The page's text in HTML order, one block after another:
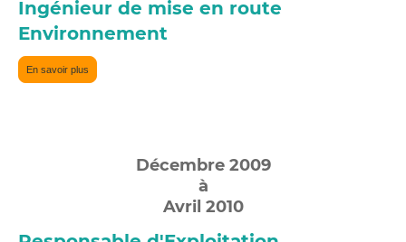
Ingénieur de mise en route
Environnement
En savoir plus
Décembre 2009
à
Avril 2010